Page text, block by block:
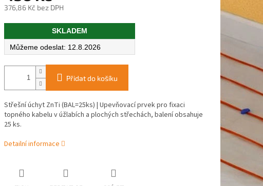
376,86 Kč bez DPH
Měrná
SKLADEM
12.8.2026
Přidat do košíku
Střešní úchyt ZnTi (BAL=25ks) | Upevňovací prvek pro fixaci
topného kabelu v úžlabích a plochých střechách, balení obsahuje
25 ks.
Detailní informace